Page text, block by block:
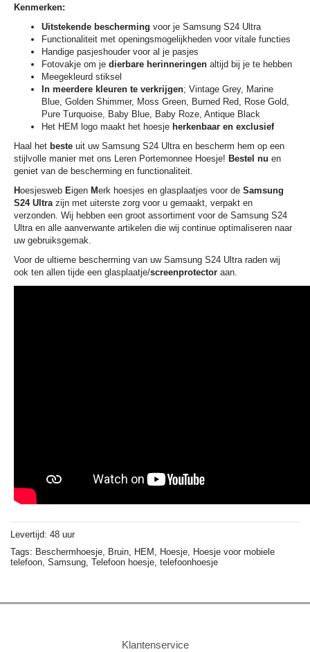
Kenmerken:
Uitstekende bescherming voor je Samsung S24 Ultra
Functionaliteit met openingsmogelijkheden voor vitale functies
Handige pasjeshouder voor al je pasjes
Fotovakje om je dierbare herinneringen altijd bij je te hebben
Meegekleurd stiksel
In meerdere kleuren te verkrijgen; Vintage Grey, Marine
Blue, Golden Shimmer, Moss Green, Burned Red, Rose Gold,
Pure Turquoise, Baby Blue, Baby Roze, Antique Black
Het HEM logo maakt het hoesje herkenbaar en exclusief
Haal het beste uit uw Samsung S24 Ultra en bescherm hem op een
stijlvolle manier met ons Leren Portemonnee Hoesje! Bestel nu en
geniet van de bescherming en functionaliteit.
Hoesjesweb Eigen Merk hoesjes en glasplaatjes voor de Samsung
S24 Ultra zijn met uiterste zorg voor u gemaakt, verpakt en
verzonden. Wij hebben een groot assortiment voor de Samsung S24
Ultra en alle aanverwante artikelen die wij continue optimaliseren naar
uw gebruiksgemak.
Voor de ultieme bescherming van uw Samsung S24 Ultra raden wij
ook ten allen tijde een glasplaatje/screenprotector aan.
Levertijd: 48 uur
Tags: Beschermhoesje, Bruin, HEM, Hoesje, Hoesje voor mobiele
telefoon, Samsung, Telefoon hoesje, telefoonhoesje
Klantenservice